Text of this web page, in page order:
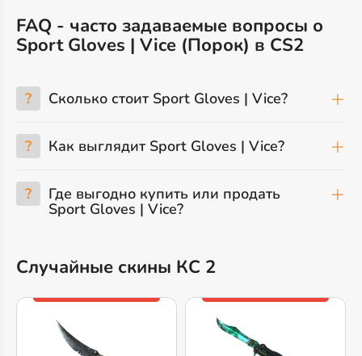
FAQ - часто задаваемые вопросы о
Sport Gloves | Vice (Порок) в CS2
? Сколько стоит Sport Gloves | Vice?
? Как выглядит Sport Gloves | Vice?
? Где выгодно купить или продать
Sport Gloves | Vice?
Случайные скины КС 2